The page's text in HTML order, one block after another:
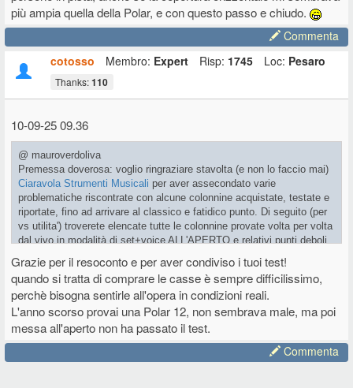
più ampia quella della Polar, e con questo passo e chiudo.
Commenta
cotosso
Membro: Expert Risp: 1745 Loc: Pesaro
Thanks:110
10-09-25 09.36
@ mauroverdoliva
Premessa doverosa: voglio ringraziare stavolta (e non lo faccio mai)
Ciaravola Strumenti Musicali per aver assecondato varie
problematiche riscontrate con alcune colonnine acquistate, testate e
riportate, fino ad arrivare al classico e fatidico punto. Di seguito (per
vs utilita') troverete elencate tutte le colonnine provate volta per volta
dal vivo in modalità dj set+voice ALL'APERTO e relativi punti deboli
Preciso che parliamo sempre di UNA SOLA COLONNA.
* Hk Polar 10 Mk2:Bella esteticamente, sound piacevole non
affaticante, ottima copertura orizzontale e miscelatore onboard
sufficiente ma assolutamente impotente davanti a 20 persone che
Grazie per il resoconto e per aver condiviso i tuoi test!
quando si tratta di comprare le casse è sempre difficilissimo,
perchè bisogna sentirle all'opera in condizioni reali.
L'anno scorso provai una Polar 12, non sembrava male, ma poi
messa all'aperto non ha passato il test.
Commenta